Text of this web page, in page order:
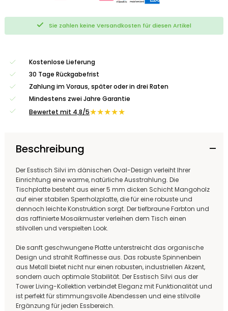
Sie zahlen keine Versandkosten für diesen Artikel
Kostenlose Lieferung
30 Tage Rückgabefrist
Zahlung im Voraus, später oder in drei Raten
Mindestens zwei Jahre Garantie
Bewertet mit 4,8/5★★★★★
Beschreibung
Der Esstisch Silvi im dänischen Oval-Design verleiht Ihrer
Einrichtung eine warme, natürliche Ausstrahlung. Die
Tischplatte besteht aus einer 5 mm dicken Schicht Mangoholz
auf einer stabilen Sperrholzplatte, die für eine robuste und
dennoch leichte Konstruktion sorgt. Der tiefbraune Farbton und
das raffinierte Mosaikmuster verleihen dem Tisch einen
stilvollen und verspielten Look.
Die sanft geschwungene Platte unterstreicht das organische
Design und strahlt Raffinesse aus. Das robuste Spinnenbein
aus Metall bietet nicht nur einen robusten, industriellen Akzent,
sondern auch optimale Stabilität. Der Esstisch Silvi aus der
Tower Living-Kollektion verbindet Eleganz mit Funktionalität und
ist perfekt für stimmungsvolle Abendessen und eine stilvolle
Ergänzung für jeden Essbereich.